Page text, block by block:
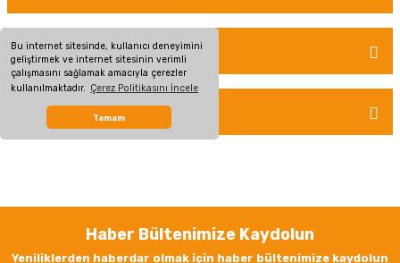
Bu internet sitesinde, kullanıcı deneyimini
geliştirmek ve internet sitesinin verimli
çalışmasını sağlamak amacıyla çerezler
kullanılmaktadır. Çerez Politikasını İncele
Tamam
Bu ürüne ilk yorumu siz yapın!
TAKSİT SEÇENEKLERİ
ÖNERİLERİNİZ
Görüş ve önerileriniz için teşekkür ederiz.
Ürün resmi kalitesiz, bozuk veya görüntülenemiyor.
Haber Bültenimize Kaydolun
Yeniliklerden haberdar olmak için haber bültenimize kaydolun